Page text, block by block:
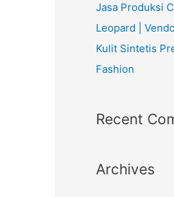
Jasa Produksi
Leopard |
Kulit Sintetis
Fashion
Recent
Archives